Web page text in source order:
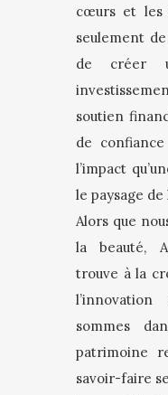
cœurs et les
seulement
de créer
soutien
de
l’impact
le paysage de
Alors que
la beauté,
trouve à la
sommes
patrimoine
savoir-faire